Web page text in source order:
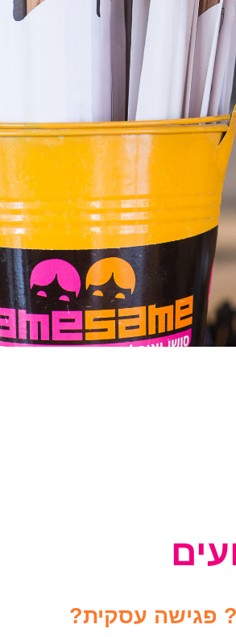
פגישה עסקית?